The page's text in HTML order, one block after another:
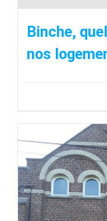
Binche,
nos